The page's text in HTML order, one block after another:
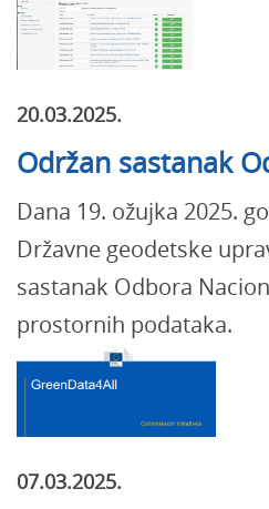
20.03.2025.
Održan sastanak
Dana 19. ožujka 2025.
Državne geodetske
sastanak Odbora
prostornih podataka.
07.03.2025.